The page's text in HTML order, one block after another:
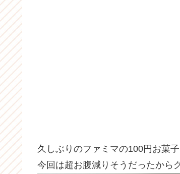
久しぶりのファミマの100円お菓子
今回は超お腹減りそうだったから